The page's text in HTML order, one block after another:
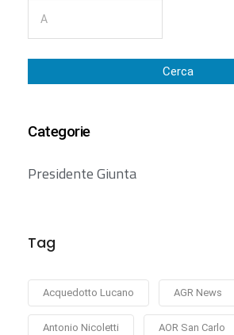
Cerca
Categorie
Presidente Giunta
Tag
Acquedotto Lucano AGR News
Antonio Nicoletti AOR San Carlo